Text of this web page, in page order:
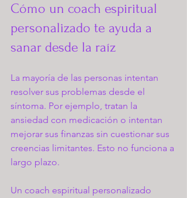
Cómo un coach espiritual
personalizado te ayuda a
sanar desde la raíz
La mayoría de las personas intentan
resolver sus problemas desde el
síntoma. Por ejemplo, tratan la
ansiedad con medicación o intentan
mejorar sus finanzas sin cuestionar sus
creencias limitantes. Esto no funciona a
largo plazo.
Un coach espiritual personalizado